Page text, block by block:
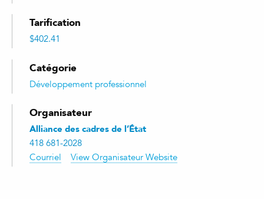
Tarification
$402.41
Catégorie
Développement professionnel
Organisateur
Alliance des cadres de l’État
418 681-2028
Courriel
View Organisateur Website